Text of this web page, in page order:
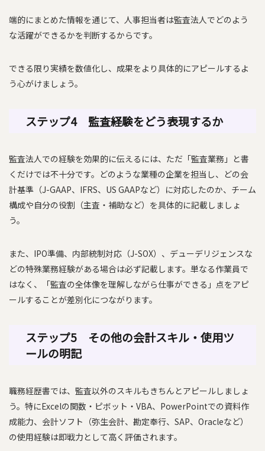
端的にまとめた情報を通じて、人事担当者は監査法人でどのよう
な活躍ができるかを判断するからです。
できる限り実績を数値化し、成果をより具体的にアピールするよ
う心がけましょう。
ステップ4 監査経験をどう表現するか
監査法人での経験を効果的に伝えるには、ただ「監査業務」と書
くだけでは不十分です。どのような業種の企業を担当し、どの会
計基準（J-GAAP、IFRS、US GAAPなど）に対応したのか、チーム
構成や自分の役割（主査・補助など）を具体的に記載しましょ
う。
また、IPO準備、内部統制対応（J-SOX）、デューデリジェンスな
どの特殊業務経験がある場合は必ず記載します。単なる作業員で
はなく、「監査の全体像を理解しながら仕事ができる」点をアピ
ールすることが差別化につながります。
ステップ5 その他の会計スキル・使用ツ
ールの明記
職務経歴書では、監査以外のスキルもきちんとアピールしましょ
う。特にExcelの関数・ピボット・VBA、PowerPointでの資料作
成能力、会計ソフト（弥生会計、勘定奉行、SAP、Oracleなど）
の使用経験は即戦力として高く評価されます。